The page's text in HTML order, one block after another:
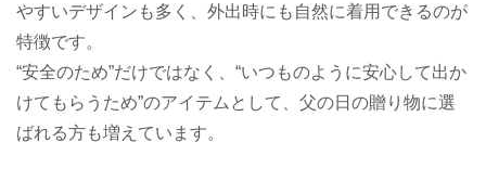
やすいデザインも多く、外出時にも自然に着用できるのが
特徴です。
“安全のため”だけではなく、 “いつものように安心して出か
けてもらうため”のアイテムとして、父の日の贈り物に選
ばれる方も増えています。